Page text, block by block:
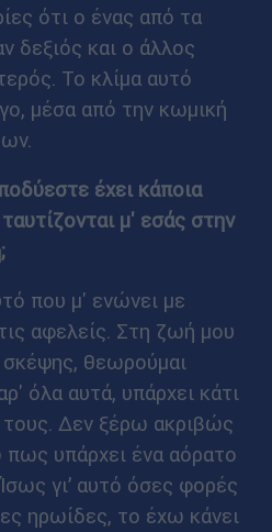
ότι ο ένας από τα
δεξιός και ο άλλος
Το κλίμα αυτό
μέσα από την κωμική
έχει κάποια
μ' εσάς στην
που μ' ενώνει με
αφελείς. Στη ζωή μου
θεωρούμαι
όλα αυτά, υπάρχει κάτι
τους. Δεν ξέρω ακριβώς
πως υπάρχει ένα αόρατο
γι’ αυτό όσες φορές
ηρωίδες, το έχω κάνει